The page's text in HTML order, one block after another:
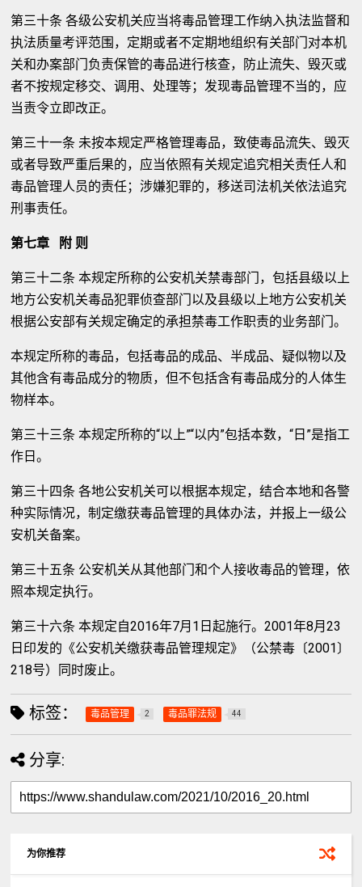
第三十条 各级公安机关应当将毒品管理工作纳入执法监督和
执法质量考评范围，定期或者不定期地组织有关部门对本机
关和办案部门负责保管的毒品进行核查，防止流失、毁灭或
者不按规定移交、调用、处理等；发现毒品管理不当的，应
当责令立即改正。
第三十一条 未按本规定严格管理毒品，致使毒品流失、毁灭
或者导致严重后果的，应当依照有关规定追究相关责任人和
毒品管理人员的责任；涉嫌犯罪的，移送司法机关依法追究
刑事责任。
第七章 附 则
第三十二条 本规定所称的公安机关禁毒部门，包括县级以上
地方公安机关毒品犯罪侦查部门以及县级以上地方公安机关
根据公安部有关规定确定的承担禁毒工作职责的业务部门。
本规定所称的毒品，包括毒品的成品、半成品、疑似物以及
其他含有毒品成分的物质，但不包括含有毒品成分的人体生
物样本。
第三十三条 本规定所称的“以上”“以内”包括本数，“日”是指工
作日。
第三十四条 各地公安机关可以根据本规定，结合本地和各警
种实际情况，制定缴获毒品管理的具体办法，并报上一级公
安机关备案。
第三十五条 公安机关从其他部门和个人接收毒品的管理，依
照本规定执行。
第三十六条 本规定自2016年7月1日起施行。2001年8月23
日印发的《公安机关缴获毒品管理规定》（公禁毒〔2001〕
218号）同时废止。
标签： 毒品管理 2 毒品罪法规 44
分享:
为你推荐